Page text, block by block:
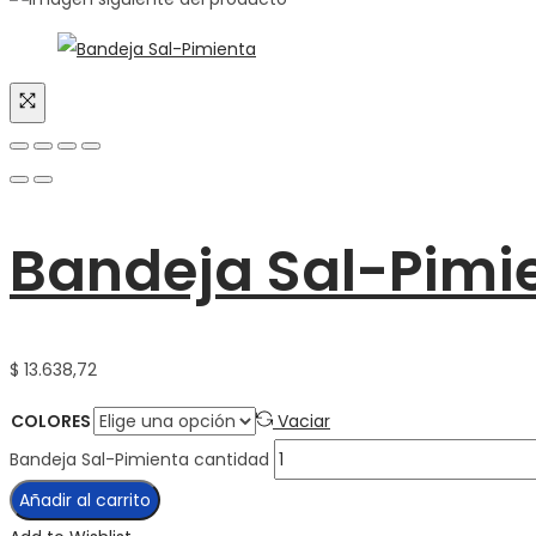
Bandeja Sal-
$ 13.638,72
COLORES
Vaciar
Bandeja Sal-Pimienta cantidad
Añadir al carrito